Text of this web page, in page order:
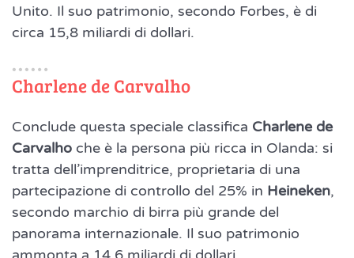
Unito. Il suo patrimonio, secondo Forbes, è di
circa 15,8 miliardi di dollari.
Charlene de Carvalho
Conclude questa speciale classifica Charlene de
Carvalho che è la persona più ricca in Olanda: si
tratta dell’imprenditrice, proprietaria di una
partecipazione di controllo del 25% in Heineken,
secondo marchio di birra più grande del
panorama internazionale. Il suo patrimonio